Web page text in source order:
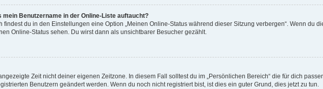
mein Benutzername in der Online-Liste auftaucht?
findest du in den Einstellungen eine Option „Meinen Online-Status während dieser Sitzung verbergen“. Wenn du
Online-Status sehen. Du wirst dann als unsichtbarer Besucher gezählt.
Zeit nicht deiner eigenen Zeitzone. In diesem Fall solltest du im „Persönlichen Bereich“ die für dich
Benutzern geändert werden. Wenn du noch nicht registriert bist, ist dies ein guter Grund, dies jetzt zu tun.